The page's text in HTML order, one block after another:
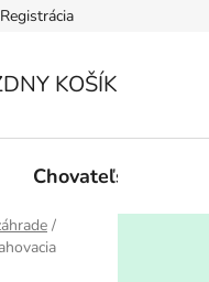
Registrácia
KOŠÍK
Chovateľské
/